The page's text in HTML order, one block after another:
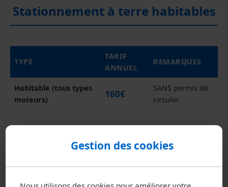
Stationnement à terre habitables
TYPE
TARIF
ANNUEL
REMARQUES
Habitable (tous types
moteurs)
160€
SANS permis de
circuler
Droits de navigation SCI Lac de
Paladru
Gestion des cookies